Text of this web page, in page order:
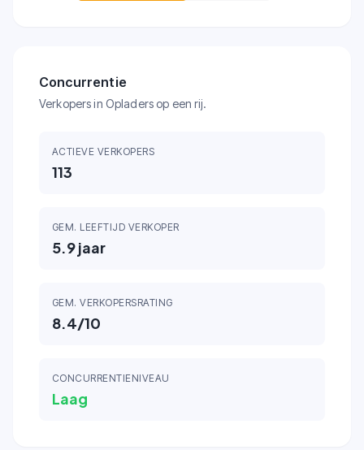
Concurrentie
Verkopers in Opladers op een rij.
ACTIEVE VERKOPERS
113
GEM. LEEFTIJD VERKOPER
5.9jaar
GEM. VERKOPERSRATING
8.4/10
CONCURRENTIENIVEAU
Laag